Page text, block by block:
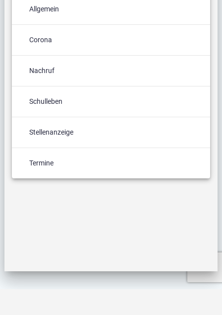
Allgemein
Corona
Nachruf
Schulleben
Stellenanzeige
Termine